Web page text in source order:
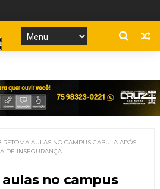
RETOMA AULAS NO CAMPUS CABULA APÓS
DE INSEGURANÇA
no campus